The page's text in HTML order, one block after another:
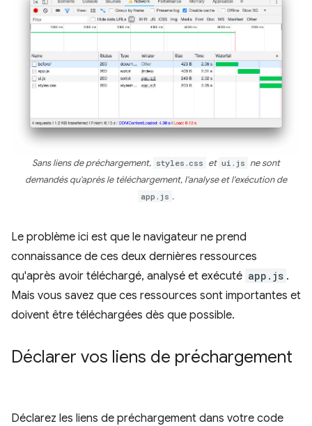
Sans liens de préchargement, styles.css et ui.js ne sont
demandés qu'après le téléchargement, l'analyse et l'exécution de
app.js .
Le problème ici est que le navigateur ne prend
connaissance de ces deux dernières ressources
qu'après avoir téléchargé, analysé et exécuté app.js .
Mais vous savez que ces ressources sont importantes et
doivent être téléchargées dès que possible.
Déclarer vos liens de préchargement
Déclarez les liens de préchargement dans votre code